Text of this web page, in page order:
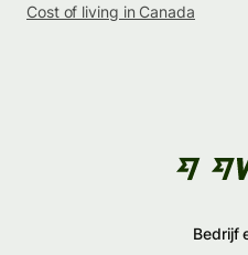
Cost of living in Canada
Bedrijf